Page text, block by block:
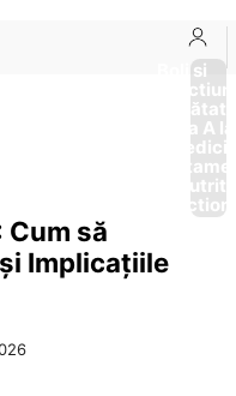
Boli si
Afectiuni
Sănătate
de la A
să
Implicațiile